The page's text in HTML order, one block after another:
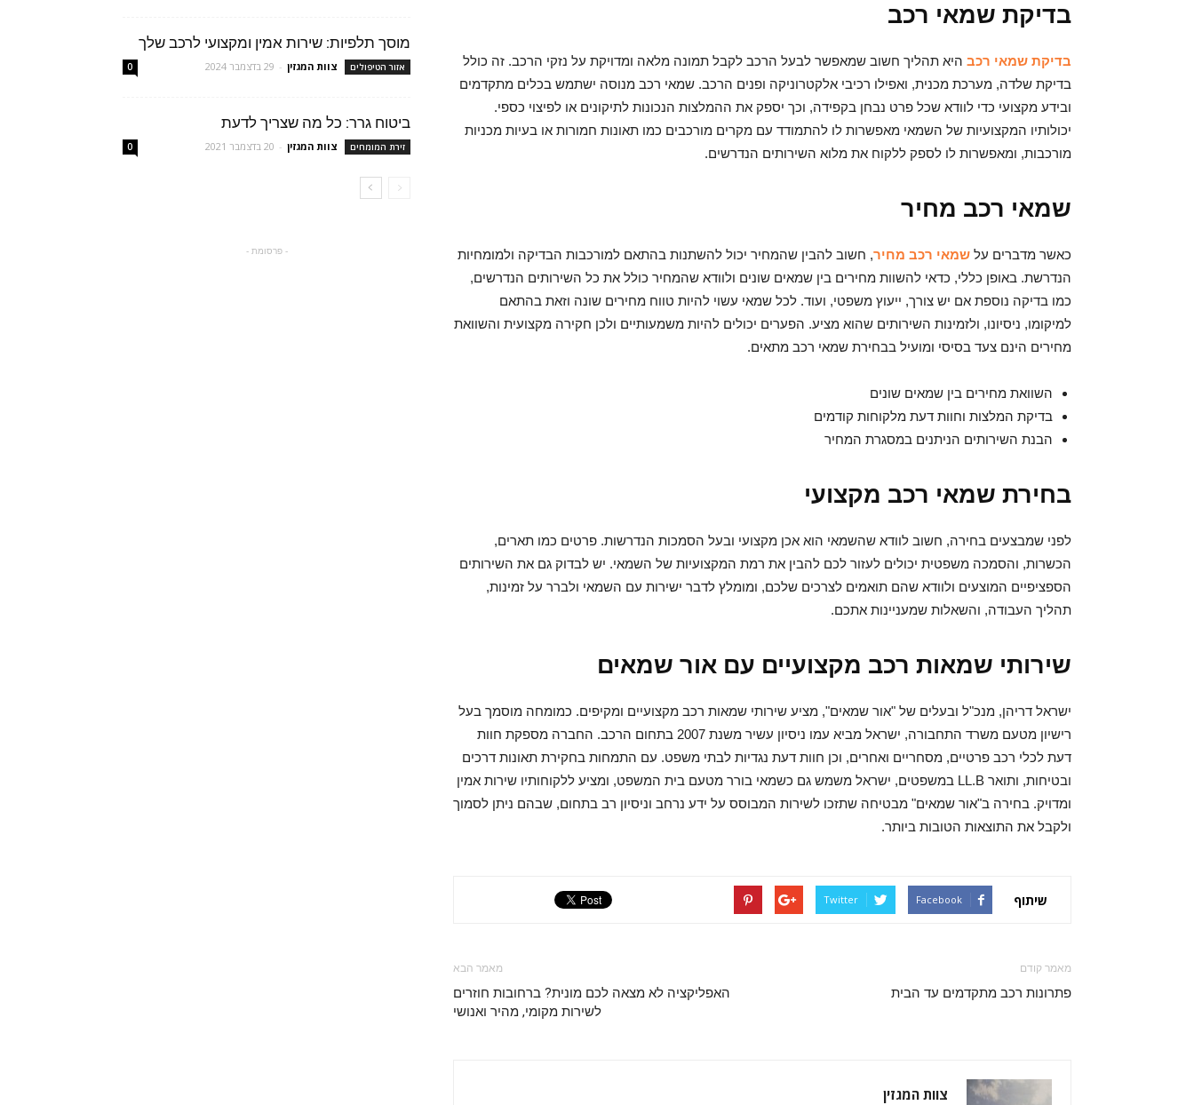
בדיקת שמאי רכב
בדיקת שמאי רכב היא תהליך חשוב שמאפשר לבעל הרכב לקבל תמונה מלאה ומדויקת על נזקי הרכב. זה כולל
בדיקת שלדה, מערכת מכנית, ואפילו רכיבי אלקטרוניקה ופנים הרכב. שמאי רכב מנוסה ישתמש בכלים מתקדמים
ובידע מקצועי כדי לוודא שכל פרט נבחן בקפידה, וכך יספק את ההמלצות הנכונות לתיקונים או לפיצוי כספי.
יכולותיו המקצועיות של השמאי מאפשרות לו להתמודד עם מקרים מורכבים כמו תאונות חמורות או בעיות מכניות
מורכבות, ומאפשרות לו לספק ללקוח את מלוא השירותים הנדרשים.
שמאי רכב מחיר
כאשר מדברים על שמאי רכב מחיר, חשוב להבין שהמחיר יכול להשתנות בהתאם למורכבות הבדיקה ולמומחיות
הנדרשת. באופן כללי, כדאי להשוות מחירים בין שמאים שונים ולוודא שהמחיר כולל את כל השירותים הנדרשים,
כמו בדיקה נוספת אם יש צורך, ייעוץ משפטי, ועוד. לכל שמאי עשוי להיות טווח מחירים שונה וזאת בהתאם
למיקומו, ניסיונו, ולזמינות השירותים שהוא מציע. הפערים יכולים להיות משמעותיים ולכן חקירה מקצועית והשוואת
מחירים הינם צעד בסיסי ומועיל בבחירת שמאי רכב מתאים.
השוואת מחירים בין שמאים שונים
בדיקת המלצות וחוות דעת מלקוחות קודמים
הבנת השירותים הניתנים במסגרת המחיר
בחירת שמאי רכב מקצועי
לפני שמבצעים בחירה, חשוב לוודא שהשמאי הוא אכן מקצועי ובעל הסמכות הנדרשות. פרטים כמו תארים,
הכשרות, והסמכה משפטית יכולים לעזור לכם להבין את רמת המקצועיות של השמאי. יש לבדוק גם את השירותים
הספציפיים המוצעים ולוודא שהם תואמים לצרכים שלכם, ומומלץ לדבר ישירות עם השמאי ולברר על זמינות,
תהליך העבודה, והשאלות שמעניינות אתכם.
שירותי שמאות רכב מקצועיים עם אור שמאים
ישראל דריהן, מנכ"ל ובעלים של "אור שמאים", מציע שירותי שמאות רכב מקצועיים ומקיפים. כמומחה מוסמך בעל
רישיון מטעם משרד התחבורה, ישראל מביא עמו ניסיון עשיר משנת 2007 בתחום הרכב. החברה מספקת חוות
דעת לכלי רכב פרטיים, מסחריים ואחרים, וכן חוות דעת נגדיות לבתי משפט. עם התמחות בחקירת תאונות דרכים
ובטיחות, ותואר LL.B במשפטים, ישראל משמש גם כשמאי בורר מטעם בית המשפט, ומציע ללקוחותיו שירות אמין
ומדויק. בחירה ב"אור שמאים" מבטיחה שתזכו לשירות המבוסס על ידע נרחב וניסיון רב בתחום, שבהם ניתן לסמוך
ולקבל את התוצאות הטובות ביותר.
שיתוף Facebook
Twitter
מאמר קודם
פתרונות רכב מתקדמים עד הבית
מאמר הבא
האפליקציה לא מצאה לכם מונית? ברחובות חוזרים
לשירות מקומי, מהיר ואנושי
צוות המגזין
מוסך תלפיות: שירות אמין ומקצועי לרכב שלך
אזור הטיפולים צוות המגזין - 29 בדצמבר 2024 0
ביטוח גרר: כל מה שצריך לדעת
זירת המומחים צוות המגזין - 20 בדצמבר 2021 0
- פרסומת -